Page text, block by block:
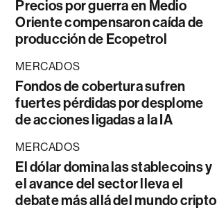
Precios por guerra en Medio
Oriente compensaron caída de
producción de Ecopetrol
MERCADOS
Fondos de cobertura sufren
fuertes pérdidas por desplome
de acciones ligadas a la IA
MERCADOS
El dólar domina las stablecoins y
el avance del sector lleva el
debate más allá del mundo cripto